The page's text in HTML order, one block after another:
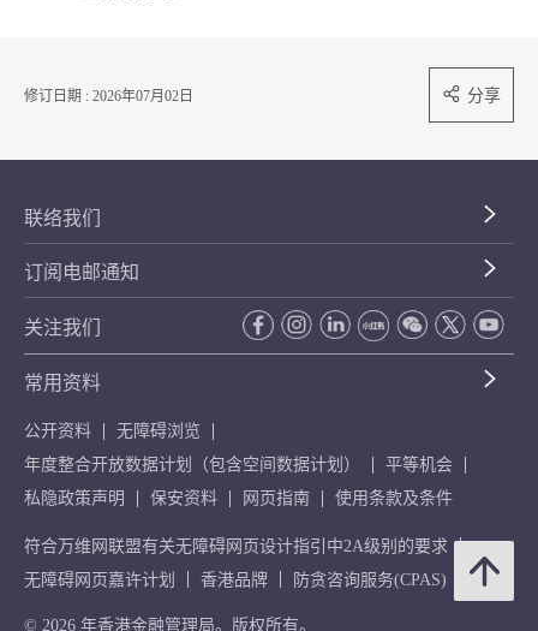
修订日期 : 2026年07月02日 分享
联络我们
订阅电邮通知
关注我们
常用资料
公开资料
无障碍浏览
年度整合开放数据计划（包含空间数据计划）
平等机会
私隐政策声明
保安资料 网页指南 使用条款及条件
符合万维网联盟有关无障碍网页设计指引中2A级别的要求
无障碍网页嘉许计划
香港品牌 防贪咨询服务(CPAS)
© 2026 年香港金融管理局。版权所有。